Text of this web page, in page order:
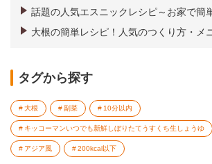
話題の人気エスニックレシピ～お家で簡
大根の簡単レシピ！人気のつくり方・メ
タグから探す
大根 副菜 10分以内
キッコーマンいつでも新鮮しぼりたてうすくち生しょうゆ
アジア風 200kcal以下